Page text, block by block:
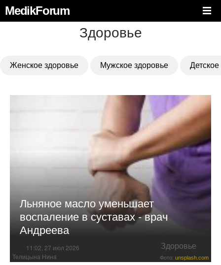
MedikForum
Здоровье
Женское здоровье Мужское здоровье
Льняное масло уменьшает
воспаление в суставах - врач
Андреева
11:02, 27 июл 2026 Здоровье
Телицына Нина Фото: unsplash.com